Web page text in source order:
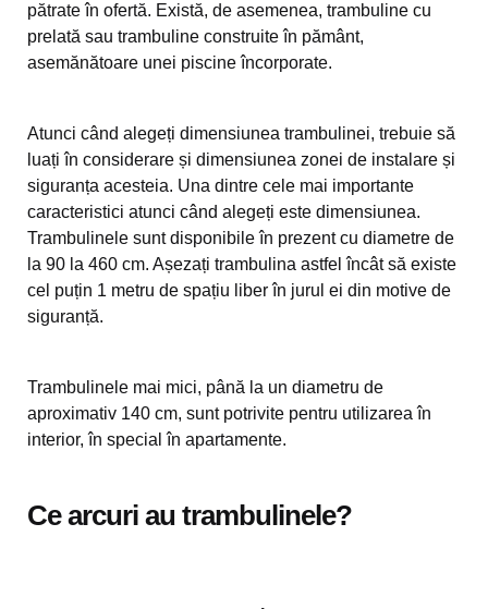
pătrate în ofertă. Există, de asemenea, trambuline cu
prelată sau trambuline construite în pământ,
asemănătoare unei piscine încorporate.
Atunci când alegeți dimensiunea trambulinei, trebuie să
luați în considerare și dimensiunea zonei de instalare și
siguranța acesteia. Una dintre cele mai importante
caracteristici atunci când alegeți este dimensiunea.
Trambulinele sunt disponibile în prezent cu diametre de
la 90 la 460 cm. Așezați trambulina astfel încât să existe
cel puțin 1 metru de spațiu liber în jurul ei din motive de
siguranță.
Trambulinele mai mici, până la un diametru de
aproximativ 140 cm, sunt potrivite pentru utilizarea în
interior, în special în apartamente.
Ce arcuri au trambulinele?